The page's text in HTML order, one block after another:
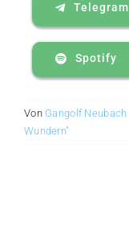
Telegram
Spotify
Von Gangolf Neubach
Wundern"